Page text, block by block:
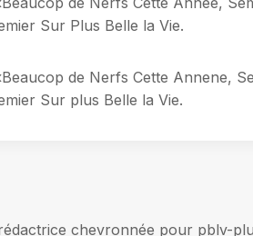
Sur Plus Belle la Vie.
de Nerfs Cette Annene,
Sur plus Belle la Vie.
chevronnée pour pblv-